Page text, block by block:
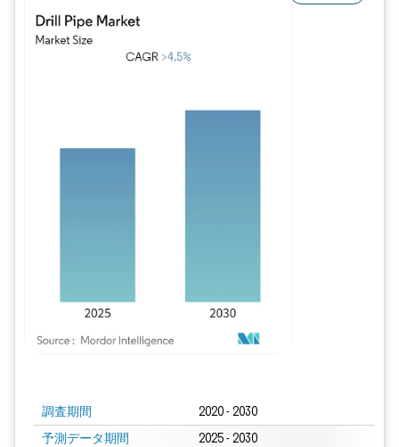
調査期間 2020 - 2030
予測データ期間 2025 - 2030